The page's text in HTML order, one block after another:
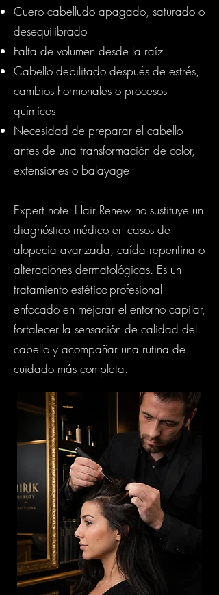
Cuero cabelludo apagado, saturado o
desequilibrado
Falta de volumen desde la raíz
Cabello debilitado después de estrés,
cambios hormonales o procesos
químicos
Necesidad de preparar el cabello
antes de una transformación de color,
extensiones o balayage
Expert note: Hair Renew no sustituye un
diagnóstico médico en casos de
alopecia avanzada, caída repentina o
alteraciones dermatológicas. Es un
tratamiento estético-profesional
enfocado en mejorar el entorno capilar,
fortalecer la sensación de calidad del
cabello y acompañar una rutina de
cuidado más completa.